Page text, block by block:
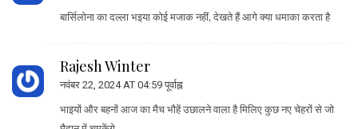
बार्सिलोना का दल्ला भइया कोई मजाक नहीं, देखते हैं आगे क्या धमाका करता है
Rajesh Winter
नवंबर 22, 2024 AT 04:59 पूर्वाह्न
भाइयों और बहनों आज का मैच भौहें उछालने वाला है मिलिए कुछ नए चेहरों से जो